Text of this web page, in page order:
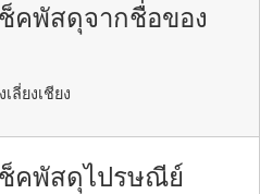
ช็คพัสดุจากชื่อของ
ลี่ยงเชียง
ช็คพัสดุไปรษณีย์